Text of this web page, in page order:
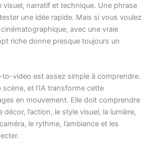
narratif et technique. Une phrase
une idée rapide. Mais si vous voulez
avec une vraie
riche donne presque toujours un
video est assez simple à comprendre.
et l’IA transforme cette
en mouvement. Elle doit comprendre
décor, l’action, le style visuel, la lumière,
le rythme, l’ambiance et les